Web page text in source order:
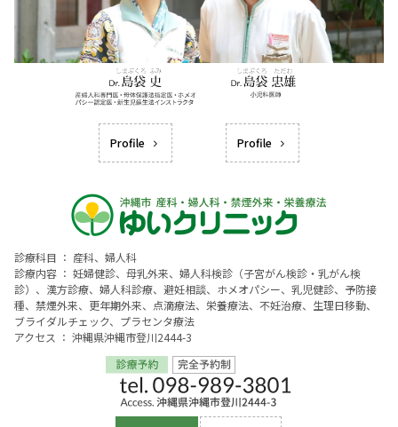
Profile Profile
診療科目 ： 産科、婦人科
診療内容 ： 妊婦健診、母乳外来、婦人科検診（子宮がん検診・乳がん検
診）、漢方診療、婦人科診療、避妊相談、ホメオパシー、乳児健診、予防接
種、禁煙外来、更年期外来、点滴療法、栄養療法、不妊治療、生理日移動、
ブライダルチェック、プラセンタ療法
アクセス ： 沖縄県沖縄市登川2444-3